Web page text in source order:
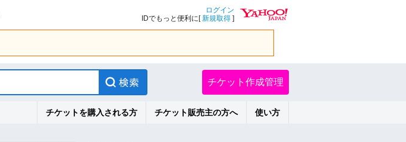
ログイン
IDでもっと便利に[新規取得 ]
チケット作成管理
チケットを購入される方 チケット販売主の方へ 使い方